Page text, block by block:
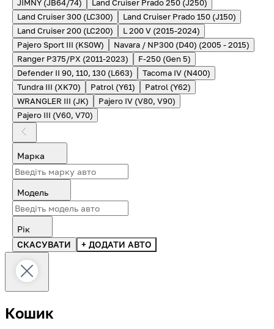
JIMNY (JB64/74)
Land Cruiser Prado 250 (J250)
Land Cruiser 300 (LC300)
Land Cruiser Prado 150 (J150)
Land Cruiser 200 (LC200)
L 200 V (2015-2024)
Pajero Sport III (KS0W)
Navara / NP300 (D40) (2005 - 2015)
Ranger P375/PX (2011-2023)
F-250 (Gen 5)
Defender II 90, 110, 130 (L663)
Tacoma IV (N400)
Tundra III (XK70)
Patrol (Y61)
Patrol (Y62)
WRANGLER III (JK)
Pajero IV (V80, V90)
Pajero III (V60, V70)
Марка
Модель
Рік
СКАСУВАТИ
+ ДОДАТИ АВТО
Кошик